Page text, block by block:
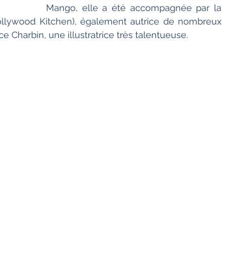
Mango, elle a été accompagnée par la
Kitchen), également autrice de nombreux
Charbin, une illustratrice très talentueuse.